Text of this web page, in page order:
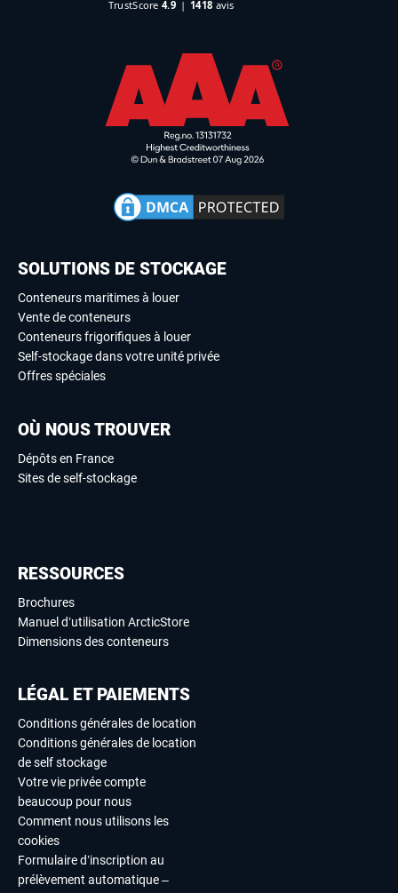
SOLUTIONS DE STOCKAGE
Conteneurs maritimes à louer
Vente de conteneurs
Conteneurs frigorifiques à louer
Self-stockage dans votre unité privée
Offres spéciales
OÙ NOUS TROUVER
Dépôts en France
Sites de self-stockage
RESSOURCES
Brochures
Manuel d’utilisation ArcticStore
Dimensions des conteneurs
LÉGAL ET PAIEMENTS
Conditions générales de location
Conditions générales de location
de self stockage
Votre vie privée compte
beaucoup pour nous
Comment nous utilisons les
cookies
Formulaire d’inscription au
prélèvement automatique –